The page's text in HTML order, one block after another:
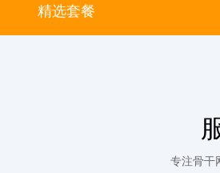
精选套餐
专注骨干